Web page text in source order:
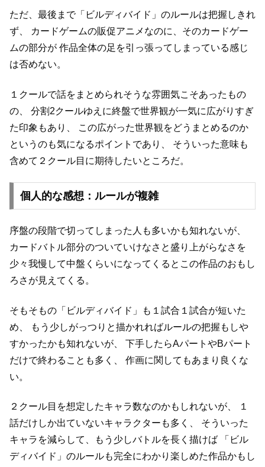
ただ、最後まで「ビルディバイド」のルールは把握しきれ
ず、
カードゲームの販促アニメなのに、そのカードゲー
ムの部分が 作品全体の足を引っ張ってしまっている感じ
は否めない。
１クールで話をまとめられそうな雰囲気こそあったもの
の、
分割2クールゆえに終盤で世界観が一気に広がりすぎ
た印象もあり、
この広がった世界観をどうまとめるのか
というのも気になるポイントであり、
そういった意味も
含めて２クール目に期待したいところだ。
個人的な感想：ルールが複雑
序盤の段階で切ってしまった人も多いかも知れないが、
カードバトル部分のついていけなさと盛り上がらなさを
少々我慢して中盤くらいになってくるとこの作品のおもし
ろさが見えてくる。
そもそもの「ビルディバイド」も１試合１試合が短いた
め、
もう少しがっつりと描かれればルールの把握もしや
すかったかも知れないが、
下手したらAパートやBパート
だけで終わることも多く、
作画に関してもあまり良くな
い。
２クール目を想定したキャラ数なのかもしれないが、
１
話だけしか出ていないキャラクターも多く、
そういった
キャラを減らして、もう少しバトルを長く描けば 「ビル
ディバイド」のルールも完全にわかり楽しめた作品かもし